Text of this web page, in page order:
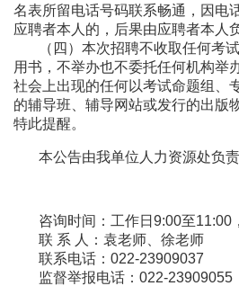
名表所留电话号码联系畅通，因电
应聘者本人的，后果由应聘者本人
（四）本次招聘不收取任何考试
用书，不举办也不委托任何机构举
社会上出现的任何以考试命题组、
的辅导班、辅导网站或发行的出版
特此提醒。
本公告由我单位人力资源处负责
咨询时间：工作日9:00至11:00
联 系 人：袁老师、徐老师
联系电话：022-23909037
监督举报电话：022-23909055